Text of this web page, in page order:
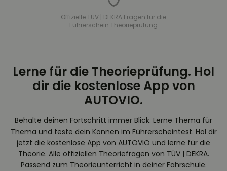
Offizielle TÜV | DEKRA Fragen für die
Führerschein Theorieprüfung
Lerne für die Theorieprüfung. Hol
dir die kostenlose App von
AUTOVIO.
Behalte deinen Fortschritt immer Blick. Lerne Thema für
Thema und teste dein Können im Führerscheintest. Hol dir
jetzt die kostenlose App von AUTOVIO und lerne für die
Theorie. Alle offiziellen Theoriefragen von TÜV | DEKRA.
Passend zum Theorieunterricht in deiner Fahrschule.